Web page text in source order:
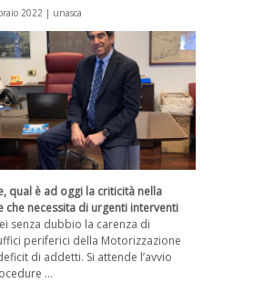
2022 | unasca
qual è ad oggi la criticità nella
che necessita di urgenti interventi
senza dubbio la carenza di
periferici della Motorizzazione
di addetti. Si attende l’avvio
…